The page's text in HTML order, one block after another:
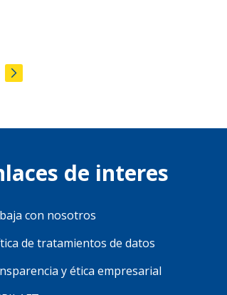
de interes
con nosotros
de tratamientos de datos
y ética empresarial